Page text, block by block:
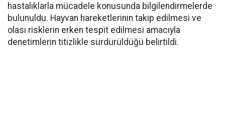
hastalıklarla mücadele konusunda bilgilendirmelerde
bulunuldu. Hayvan hareketlerinin takip edilmesi ve
olası risklerin erken tespit edilmesi amacıyla
denetimlerin titizlikle sürdürüldüğü belirtildi.